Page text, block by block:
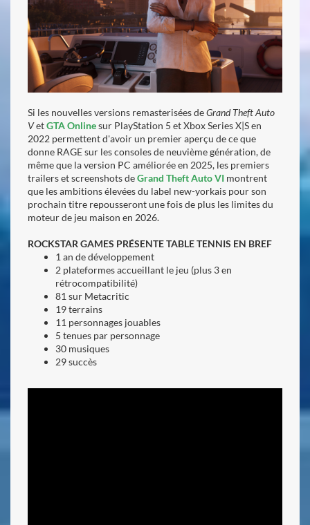
Si les nouvelles versions remasterisées deGrand Theft Auto
VetGTA Onlinesur PlayStation 5 et Xbox Series X|S en
2022 permettent d'avoir un premier aperçu de ce que
donne RAGE sur les consoles de neuvième génération, de
même que la version PC améliorée en 2025, les premiers
trailers et screenshots deGrand Theft Auto VI montrent
que les ambitions élevées du label new-yorkais pour son
prochain titre repousseront une fois de plus les limites du
moteur de jeu maison en 2026.
ROCKSTAR GAMES PRÉSENTE TABLE TENNIS EN BREF
1 an de développement
2 plateformes accueillant le jeu (plus 3 en
rétrocompatibilité)
81 sur Metacritic
19 terrains
11 personnages jouables
5 tenues par personnage
30 musiques
29 succès